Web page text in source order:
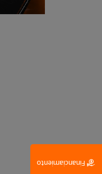
Financiamiento